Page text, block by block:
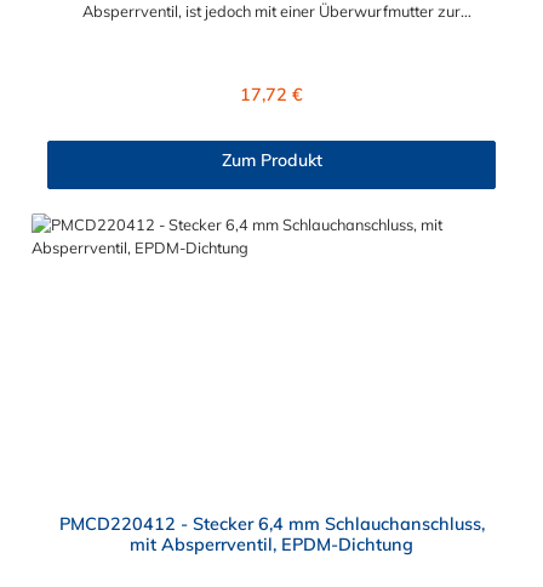
Absperrventil, ist jedoch mit einer Überwurfmutter zur
Steckern der PMC-, PMC12- und MC- Serie kombinieren.
Regulärer Preis:
17,72 €
Zum Produkt
PMCD220412 - Stecker 6,4 mm Schlauchanschluss,
mit Absperrventil, EPDM-Dichtung